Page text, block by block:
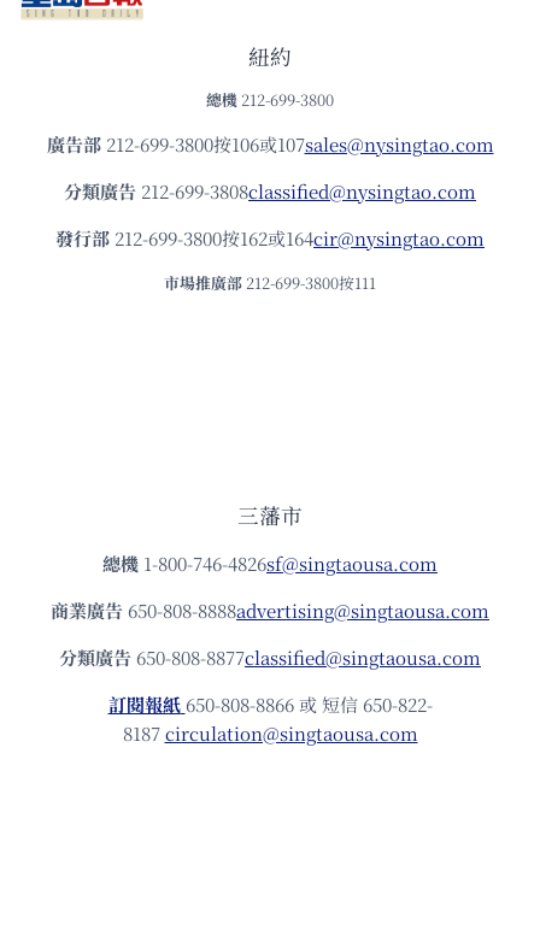
紐約
總機 212-699-3800
廣告部212-699-3800按106或107sales@nysingtao.com
分類廣告 212-699-3808classified@nysingtao.com
發⾏部 212-699-3800按162或164cir@nysingtao.com
市場推廣部 212-699-3800按111
三藩市
總機 1-800-746-4826sf@singtaousa.com
商業廣告 650-808-8888advertising@singtaousa.com
分類廣告 650-808-8877classified@singtaousa.com
訂閱報紙 650-808-8866 或 短信 650-822-
8187circulation@singtaousa.com